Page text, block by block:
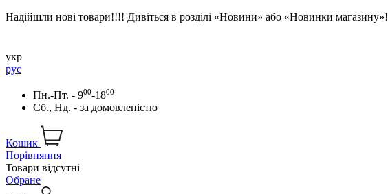
Надійшли нові товари!!!! Дивіться в розділі «Новини» або «Новинки магазину»!
укр
рус
Пн.-Пт. - 900-1800
Сб., Нд. - за домовленістю
Кошик
Порівняння
Товари відсутні
Обране